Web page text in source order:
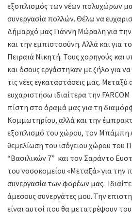
εξοπλισμός των νέων πολυχώρων
συνεργασία πολλών. Θέλω να
Δήμαρχό μας Γιάννη Μώραλη για
και την εμπιστοσύνη. Αλλά και για
Πειραιά Νικητή. Τους χορηγούς και
και όσους εργάστηκαν με ζήλο για
τις νέες εγκαταστάσεις μας.
ευχαριστήσω ιδιαίτερα την
πίστη στο όραμά μας για τη
Κομμωτηρίου, αλλά και την
εξοπλισμό του χώρου, τον Μπάμπη
θεμελίωση του ισόγειου χώρου του
“Βασιλικών 7” και τον Σαράντο
του νοσοκομείου «Μεταξά» για την
συνεργασία των φορέων μας.
άμεσους συνεργάτες μου. Την
είναι αυτοί που θα μετατρέψουν